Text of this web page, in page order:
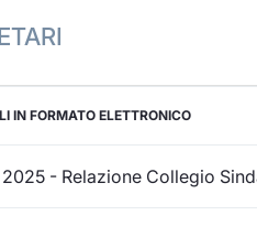
IN FORMATO ELETTRONICO
- Relazione Collegio